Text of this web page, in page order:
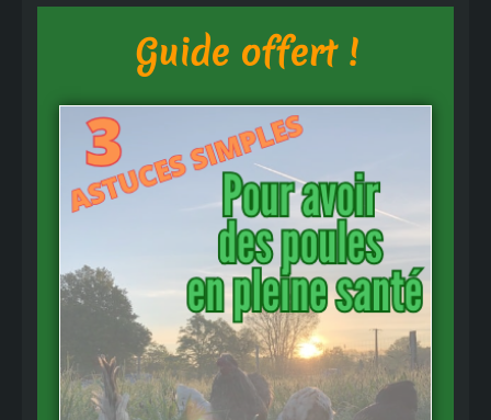
Guide offert !